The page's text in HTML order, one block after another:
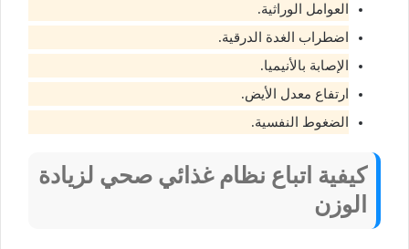
العوامل الوراثية.
اضطراب الغدة الدرقية.
الإصابة بالأنيميا.
ارتفاع معدل الأيض.
الضغوط النفسية.
كيفية اتباع نظام غذائي صحي لزيادة
الوزن